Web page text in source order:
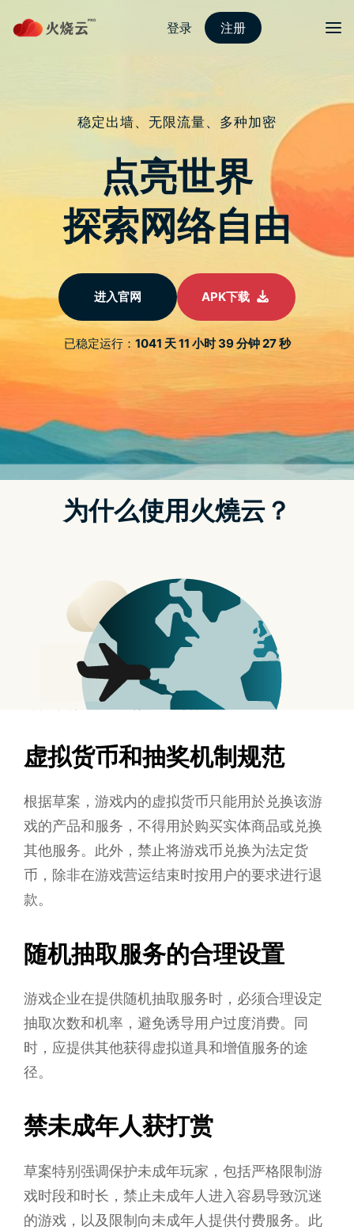
to 2023最新PROTONVPN
中国手游公司灾难 官方拟
禁每日登入、首充等诱导性
奖励
近日，国家新闻出版署发布《网络游戏管理办法
（草案徵求意见稿）》，对游戏行业实施新规
范。此举对腾讯、网易等大型游戏公司股价造成
影响，被视为今年「最冷一天」。新政策主要禁
止游戏中设置诱导性奖励，如每日登入奖励、首
次储值优惠等，并限制虚拟道具的高价交易行
为。
谘询期限及游戏营运规范
营、课金和奖励机制，以及数据管理和对未成年
人的特别规范。新政要求游戏商修改现有的商业
模式，强化技术设备要求，并将相关伺服器和存
储设备必须设置於中国境内。草案明确禁止垄断
和不公平竞爷行为，以保护市场公平竞争。如有
违反，将由反垄断执法机构依法处理。
虚拟货币和抽奖机制规范
根据草案，游戏内的虚拟货币只能用於兑换该游
戏的产品和服务，不得用於购买实体商品或兑换
其他服务。此外，禁止将游戏币兑换为法定货
币，除非在游戏营运结束时按用户的要求进行退
款。
随机抽取服务的合理设置
游戏企业在提供随机抽取服务时，必须合理设定
抽取次数和机率，避免诱导用户过度消费。同
时，应提供其他获得虚拟道具和增值服务的途
径。
禁未成年人获打赏
草案特别强调保护未成年玩家，包括严格限制游
戏时段和时长，禁止未成年人进入容易导致沉迷
的游戏，以及限制向未成年人提供付费服务。此
章
导
航